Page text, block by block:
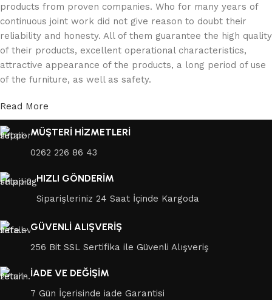
products from proven companies. Who for many years of
continuous joint work did not give reason to doubt their
reliability and honesty. All of them guarantee the high quality
of their products, excellent operational characteristics,
attractive appearance of the products, a long period of use
of the furniture, as well as safety.
Read More
MÜŞTERİ HİZMETLERİ
0262 226 86 43
HIZLI GÖNDERİM
Siparişleriniz 24 Saat İçinde Kargoda
GÜVENLİ ALIŞVERİŞ
256 Bit SSL Sertifika ile Güvenli Alışveriş
İADE VE DEĞİŞİM
7 Gün İçerisinde iade Garantisi